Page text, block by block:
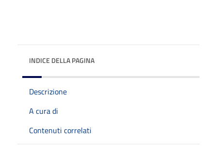
INDICE DELLA PAGINA
Descrizione
A cura di
Contenuti correlati